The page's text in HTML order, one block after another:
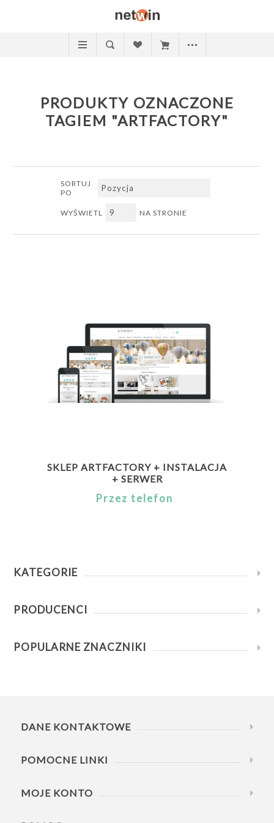
PRODUKTY OZNACZONE
TAGIEM "ARTFACTORY"
SORTUJ
PO
WYŚWIETL NA STRONIE
SKLEP ARTFACTORY + INSTALACJA
+ SERWER
Przez telefon
KATEGORIE
PRODUCENCI
POPULARNE ZNACZNIKI
DANE KONTAKTOWE
POMOCNE LINKI
MOJE KONTO